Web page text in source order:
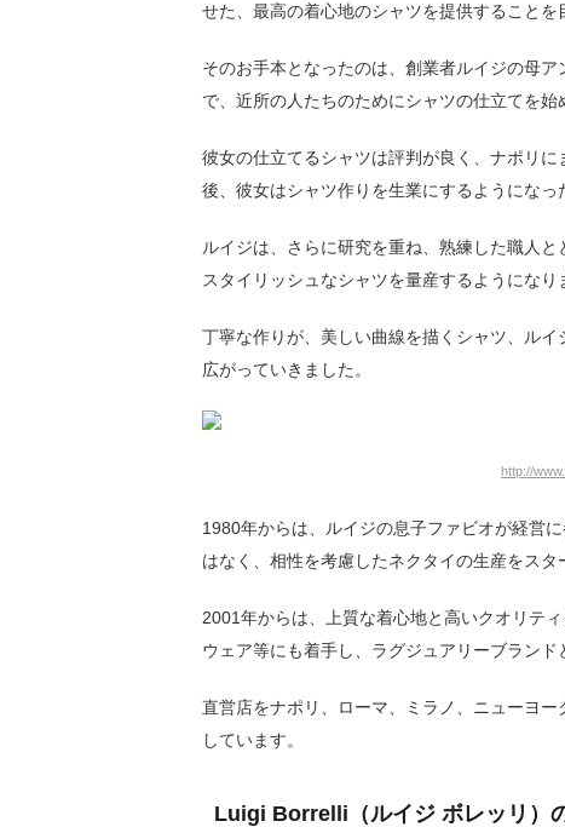
せた、最高の着心地のシャツを提供することを
そのお手本となったのは、創業者ルイジの母
で、近所の人たちのためにシャツの仕立てを始
彼女の仕立てるシャツは評判が良く、ナポリ
後、彼女はシャツ作りを生業にするようになっ
ルイジは、さらに研究を重ね、熟練した職人
スタイリッシュなシャツを量産するようになり
丁寧な作りが、美しい曲線を描くシャツ、ル
広がっていきました。
http://
1980年からは、ルイジの息子ファビオが経営
はなく、相性を考慮したネクタイの生産をス
2001年からは、上質な着心地と高いクオリテ
ウェア等にも着手し、ラグジュアリーブラン
直営店をナポリ、ローマ、ミラノ、ニューヨ
しています。
Luigi Borrelli（ルイジ ボレッリ）